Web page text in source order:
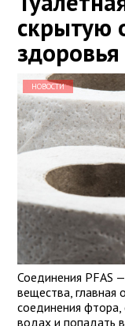
скрытую
здоровья
НОВОСТИ
Соединения PFAS
вещества, главная
соединения фтора,
водах и попадать